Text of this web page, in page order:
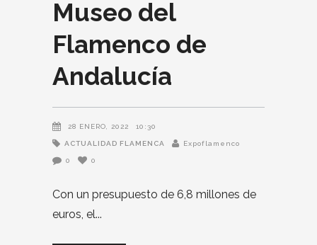
Museo del
Flamenco de
Andalucía
28 ENERO, 2022 10:30
ACTUALIDAD FLAMENCA Expoflamenco
0 0
Con un presupuesto de 6,8 millones de
euros, el